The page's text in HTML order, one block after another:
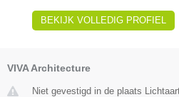
BEKIJK VOLLEDIG PROFIEL
VIVA Architecture
Niet gevestigd in de plaats